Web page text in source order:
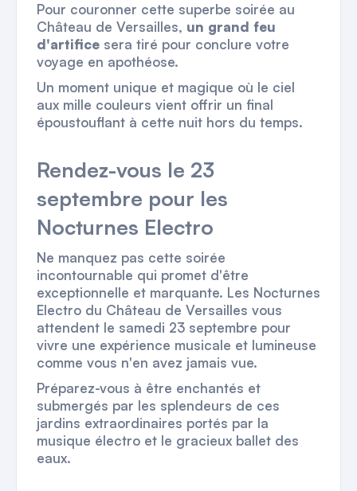
Pour couronner cette superbe soirée au
Château de Versailles, un grand feu
d'artifice sera tiré pour conclure votre
voyage en apothéose.
Un moment unique et magique où le ciel
aux mille couleurs vient offrir un final
époustouflant à cette nuit hors du temps.
Rendez-vous le 23
septembre pour les
Nocturnes Electro
Ne manquez pas cette soirée
incontournable qui promet d'être
exceptionnelle et marquante. Les Nocturnes
Electro du Château de Versailles vous
attendent le samedi 23 septembre pour
vivre une expérience musicale et lumineuse
comme vous n'en avez jamais vue.
Préparez-vous à être enchantés et
submergés par les splendeurs de ces
jardins extraordinaires portés par la
musique électro et le gracieux ballet des
eaux.